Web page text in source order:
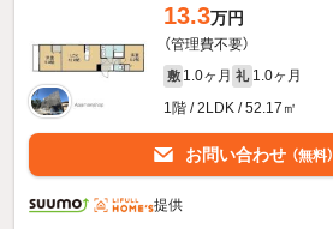
13.3万円
（管理費不要）
敷 1.0ヶ月 礼 1.0ヶ月
1階 / 2LDK / 52.17㎡
お問い合わせ （無料）
提供